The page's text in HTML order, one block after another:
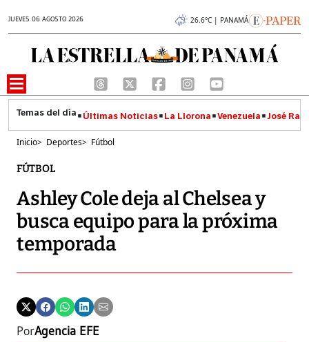
JUEVES 06 AGOSTO 2026 26.6°C | PANAMÁ
Últimas Noticias La Llorona Venezuela José
Inicio> Deportes> Fútbol
FÚTBOL
Ashley Cole deja al Chelsea y
busca equipo para la próxima
temporada
PorAgencia EFE